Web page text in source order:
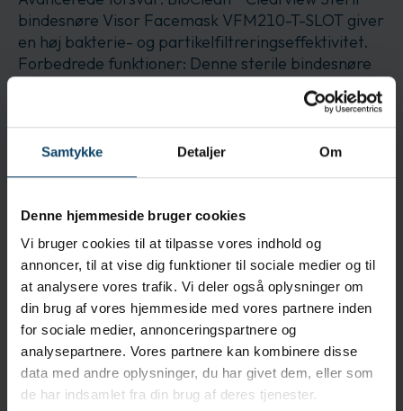
Samtykke Detaljer Om
Denne hjemmeside bruger cookies
Vi bruger cookies til at tilpasse vores indhold og
annoncer, til at vise dig funktioner til sociale medier og til
at analysere vores trafik. Vi deler også oplysninger om
din brug af vores hjemmeside med vores partnere inden
for sociale medier, annonceringspartnere og
analysepartnere. Vores partnere kan kombinere disse
data med andre oplysninger, du har givet dem, eller som
de har indsamlet fra din brug af deres tjenester.
bindesnøre Visor Facemask VFM210-T-SLOT giver
en høj bakterie- og partikelfiltreringseffektivitet.
Forbedrede funktioner: Denne sterile bindesnøre
visor ansigtsmaske har en optisk klar visor med en
dugfri belægning for optimal synlighed. Øget
komfort: BioClean™ Clearview Steril bindesnøre
Visor Facemask VFM210-T-SLOT's design sikrer
også tilstrækkelig ventilation, hvilket hjælper med
Anvendelse
Biotechnology- og blandingsoperationer
Rengøring og forberedelse af renrum Produktion
af medicinsk udstyr Forberedelse af farmaceutiske
produkter Halvlederproduktion
Egenskaber
Høj bakterie- og partikelfiltreringseffektivitet: